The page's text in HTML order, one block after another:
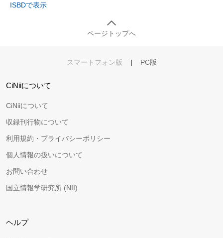
ISBDで表示
ページトップへ
スマートフォン版 | PC版
CiNiiについて
CiNiiについて
収録刊行物について
利用規約・プライバシーポリシー
個人情報の扱いについて
お問い合わせ
国立情報学研究所 (NII)
ヘルプ